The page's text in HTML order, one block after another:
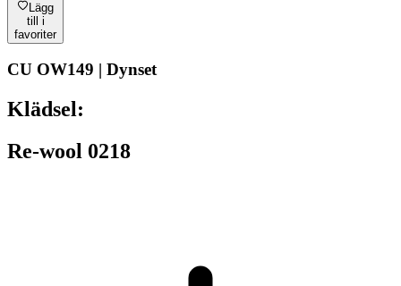
Lägg
till i
favoriter
CU OW149 | Dynset
Klädsel:
Re-wool 0218